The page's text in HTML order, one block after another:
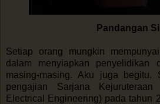
Pandangan
Setiap orang mungkin
dalam menyiapkan penyelidikan
masing-masing. Aku juga begitu.
pengajian Sarjana
Electrical Engineering) pada tahun